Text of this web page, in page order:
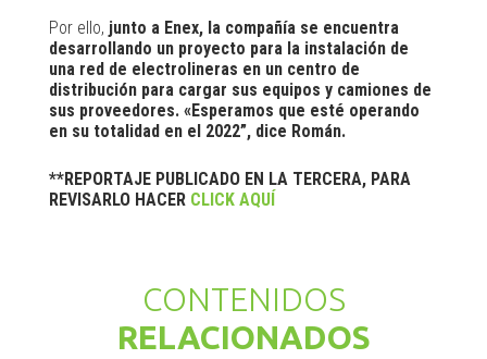
Por ello, junto a Enex, la compañía se encuentra
desarrollando un proyecto para la instalación de
una red de electrolineras en un centro de
distribución para cargar sus equipos y camiones de
sus proveedores. «Esperamos que esté operando
en su totalidad en el 2022”, dice Román.
**REPORTAJE PUBLICADO EN LA TERCERA, PARA
REVISARLO HACER CLICK AQUÍ
CONTENIDOS
RELACIONADOS